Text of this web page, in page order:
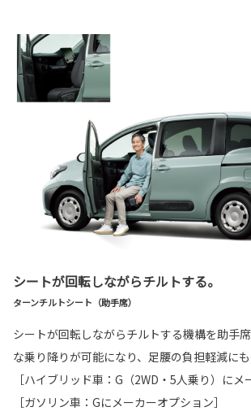
シートが回転しながらチルトする。
ターンチルトシート（助手席）
シートが回転しながらチルトする機構を助手
な乗り降りが可能になり、足腰の負担軽減にも
［ハイブリッド車：G（2WD・5人乗り）にメ
［ガソリン車：Gにメーカーオプション］